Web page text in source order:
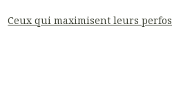
Ceux qui maximisent leurs perfos